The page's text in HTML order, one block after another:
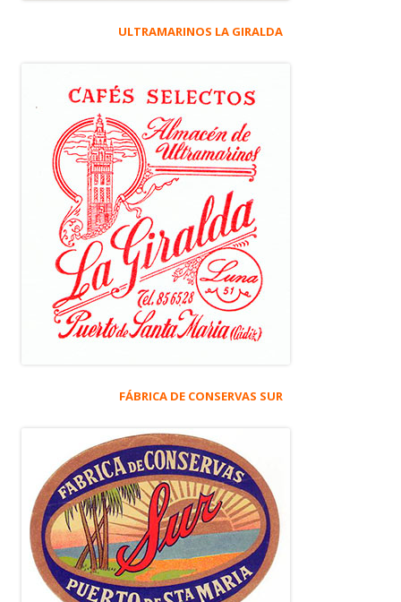
ULTRAMARINOS LA GIRALDA
FÁBRICA DE CONSERVAS SUR